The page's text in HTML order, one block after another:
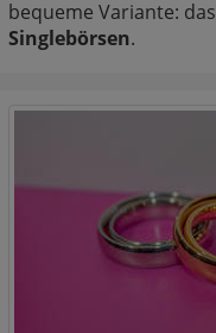
bequeme Variante: das
Singlebörsen.